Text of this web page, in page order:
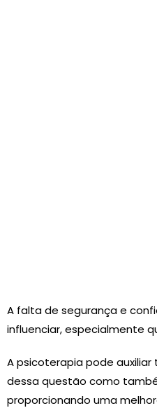
A falta de segurança e
influenciar, especialmente
A psicoterapia pode
dessa questão como
proporcionando uma